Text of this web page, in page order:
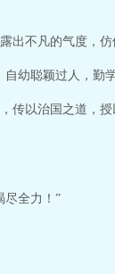
不凡的气度，仿
幼聪颖过人，勤
传以治国之道，
尽全力！”